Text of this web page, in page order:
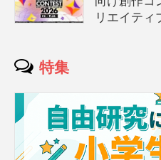
リエイティ
特集